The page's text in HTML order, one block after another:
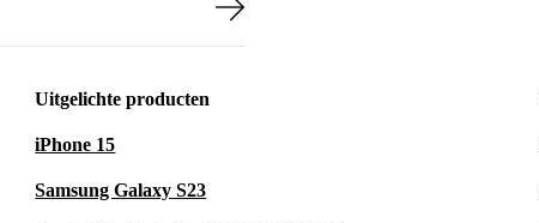
je je
nieuw leven
Uitgelichte producten
iPhone 15
Samsung Galaxy S23